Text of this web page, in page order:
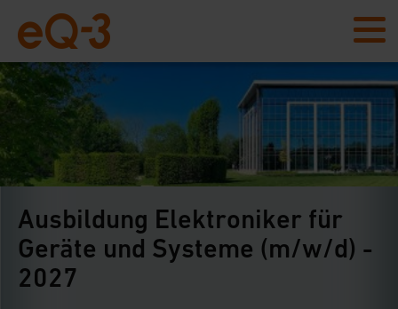
Ausbildung Elektroniker für
Geräte und Systeme (m/w/d) -
2027